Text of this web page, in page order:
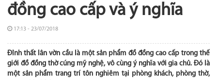
đồng cao cấp và ý nghĩa
17:13 - 23/07/2018
Đỉnh thất lân vờn cầu là một sản phẩm đồ đồng cao cấp trong thế
giới đồ đồng thờ cúng mỹ nghệ, vô cùng ý nghĩa với gia chủ. Đó là
một sản phẩm trang trí tôn nghiêm tại phòng khách, phòng thờ,